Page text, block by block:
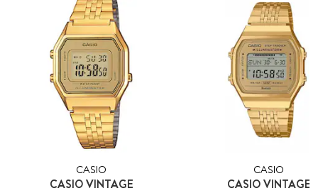
CASIO
CASIO VINTAGE
CASIO
CASIO VINTAGE